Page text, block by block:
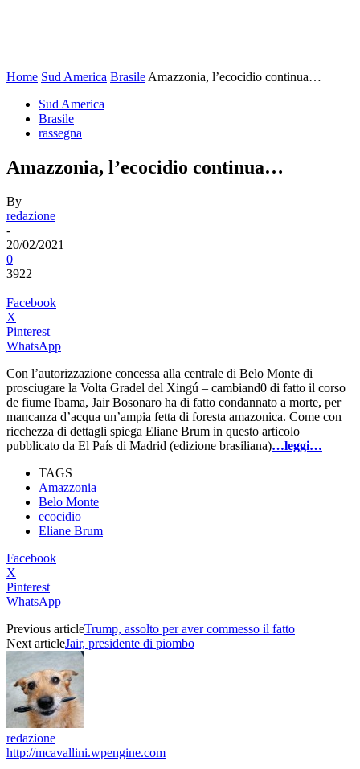
Home Sud America Brasile Amazzonia, l’ecocidio continua…
Sud America
Brasile
rassegna
Amazzonia, l’ecocidio continua…
By
redazione
-
20/02/2021
0
3922
Facebook
X
Pinterest
WhatsApp
Con l’autorizzazione concessa alla centrale di Belo Monte di
prosciugare la Volta Gradel del Xingú – cambiand0 di fatto il corso
de fiume Ibama, Jair Bosonaro ha di fatto condannato a morte, per
mancanza d’acqua un’ampia fetta di foresta amazonica. Come con
ricchezza di dettagli spiega Eliane Brum in questo articolo
pubblicato da El País di Madrid (edizione brasiliana)…leggi…
TAGS
Amazzonia
Belo Monte
ecocidio
Eliane Brum
Facebook
X
Pinterest
WhatsApp
Previous articleTrump, assolto per aver commesso il fatto
Next articleJair, presidente di piombo
redazione
http://mcavallini.wpengine.com